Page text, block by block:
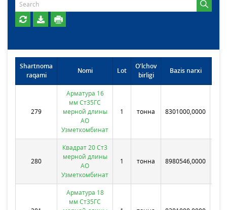
Shartnoma
raqami
Nomi Lot
O'lchov
birligi
Bazis narxi
279
Арматура 16
мм Ст35ГС
мерной длины
АО
Узметкомбинат
1 тонна 8301000,0000
280
Квадрат 20 Ст3
мерной длины
АО
Узметкомбинат
1 тонна 8980546,0000
Арматура 18
мм Ст35ГС